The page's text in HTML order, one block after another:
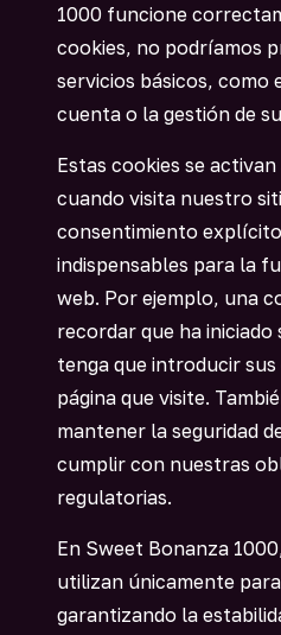
1000 funcione
cookies, no podríamos
servicios básicos, como
cuenta o la gestión de
Estas cookies se
cuando visita nuestro
consentimiento
indispensables para la
web. Por ejemplo, una
recordar que ha iniciado
tenga que introducir
página que visite.
mantener la seguridad
cumplir con nuestras
regulatorias.
En Sweet Bonanza
utilizan únicamente
garantizando la